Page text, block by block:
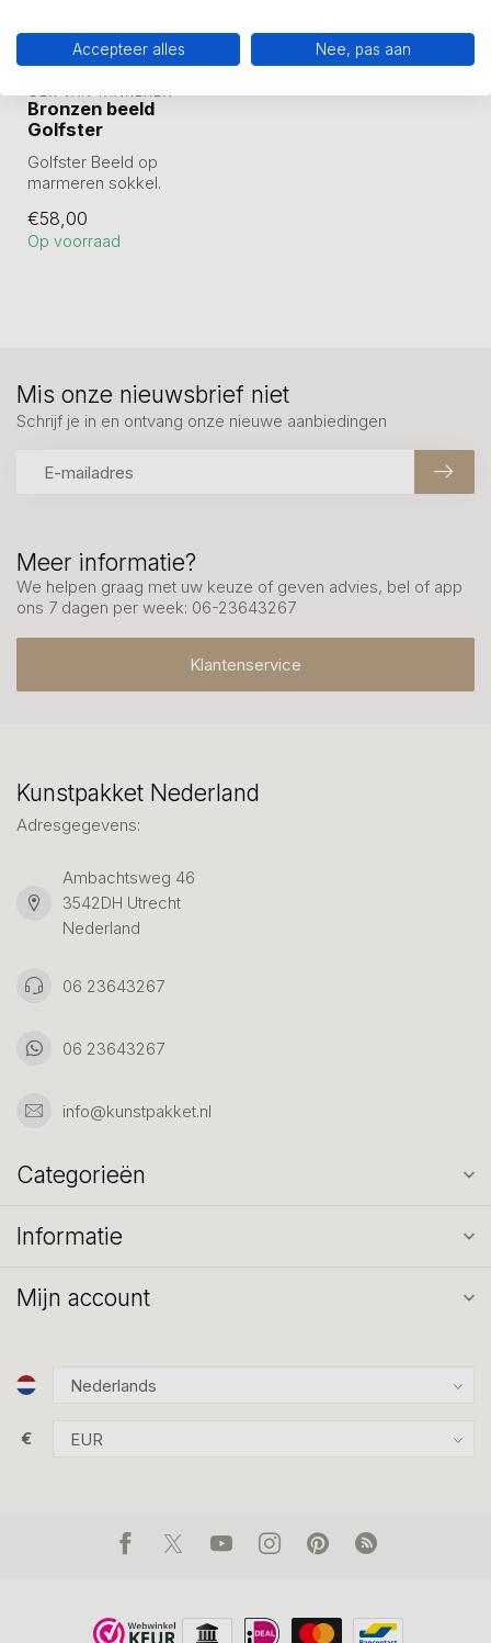
GER VAN TANKEREN
Bronzen beeld
Golfster
Golfster Beeld op
marmeren sokkel.
en daarna verbron...
€58,00
Op voorraad
Meer informatie?
We helpen graag met uw keuze of geven advies, bel of app
ons 7 dagen per week: 06-23643267
Klantenservice
Mis onze nieuwsbrief niet
Schrijf je in en ontvang onze nieuwe aanbiedingen
Kunstpakket Nederland
Adresgegevens:
Ambachtsweg 46
3542DH Utrecht
Nederland
06 23643267
06 23643267
info@kunstpakket.nl
Categorieën
Informatie
Mijn account
€
Accepteer alles Nee, pas aan